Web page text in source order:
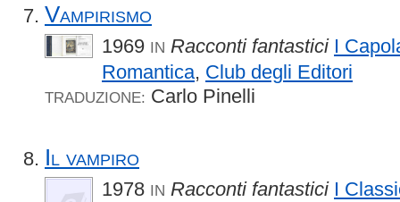
Vampirismo
1969 IN Racconti fantastici I
Romantica, Club degli Editori
TRADUZIONE: Carlo Pinelli
Il vampiro
1978 IN Racconti fantastici I